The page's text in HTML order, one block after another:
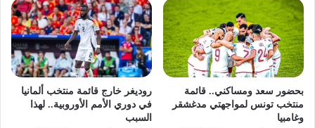
بحضور سعد ومساكني.. قائمة
منتخب تونس لمواجهتي مدغشقر
وغامبيا
روديغر خارج قائمة منتخب ألمانيا
في دوري الأمم الأوروبية.. لهذا
السبب